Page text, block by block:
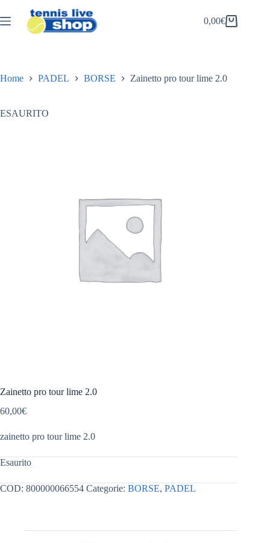
al
contenuto
Carrello
0,00€
Home PADEL BORSE Zainetto pro tour lime 2.0
ESAURITO
Zainetto pro tour lime 2.0
60,00€
zainetto pro tour lime 2.0
Esaurito
COD: 800000066554 Categorie: BORSE, PADEL